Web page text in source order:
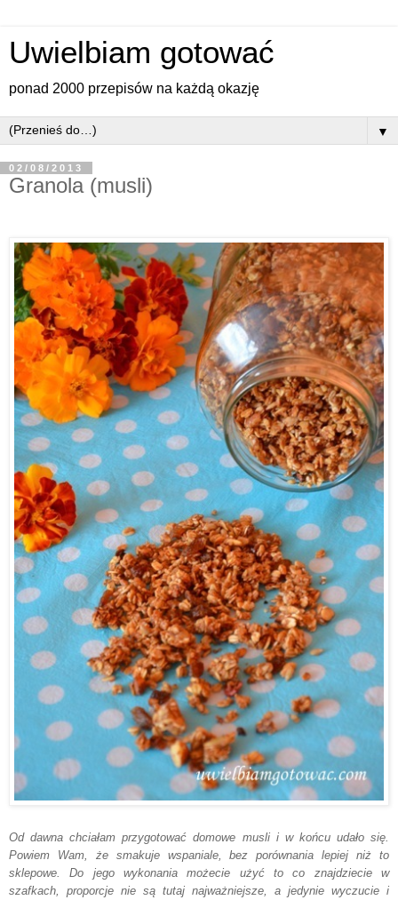
Uwielbiam gotować
ponad 2000 przepisów na każdą okazję
▼
02/08/2013
Granola (musli)
Od dawna chciałam przygotować domowe musli i w końcu udało się.
Powiem Wam, że smakuje wspaniale, bez porównania lepiej niż to
sklepowe. Do jego wykonania możecie użyć to co znajdziecie w
szafkach, proporcje nie są tutaj najważniejsze, a jedynie wyczucie i